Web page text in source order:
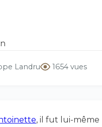
Landru 1654 vues
, il fut lui-même